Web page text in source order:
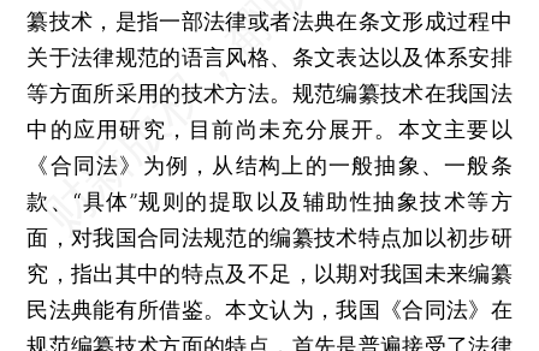
纂技术，是指一部法律或者法典在条文形成过程中
关于法律规范的语言风格、条文表达以及体系安排
等方面所采用的技术方法。规范编纂技术在我国法
中的应用研究，目前尚未充分展开。本文主要以
《合同法》为例，从结构上的一般抽象、一般条
款、“具体”规则的提取以及辅助性抽象技术等方
面，对我国合同法规范的编纂技术特点加以初步研
究，指出其中的特点及不足，以期对我国未来编纂
民法典能有所借鉴。本文认为，我国《合同法》在
规范编纂技术方面的特点，首先是普遍接受了法律